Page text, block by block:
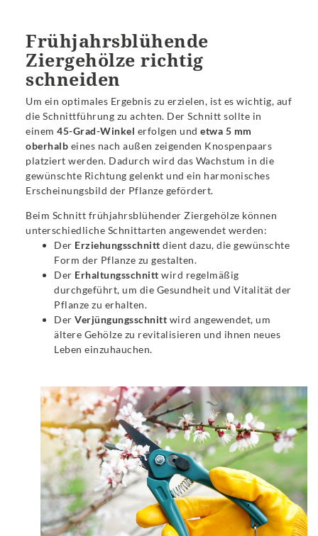
Frühjahrsblühende
Ziergehölze richtig
schneiden
Um ein optimales Ergebnis zu erzielen, ist es wichtig, auf
die Schnittführung zu achten. Der Schnitt sollte in
einem 45-Grad-Winkel erfolgen und etwa 5 mm
oberhalb eines nach außen zeigenden Knospenpaars
platziert werden. Dadurch wird das Wachstum in die
gewünschte Richtung gelenkt und ein harmonisches
Erscheinungsbild der Pflanze gefördert.
Beim Schnitt frühjahrsblühender Ziergehölze können
unterschiedliche Schnittarten angewendet werden:
Der Erziehungsschnitt dient dazu, die gewünschte
Form der Pflanze zu gestalten.
Der Erhaltungsschnitt wird regelmäßig
durchgeführt, um die Gesundheit und Vitalität der
Pflanze zu erhalten.
Der Verjüngungsschnitt wird angewendet, um
ältere Gehölze zu revitalisieren und ihnen neues
Leben einzuhauchen.